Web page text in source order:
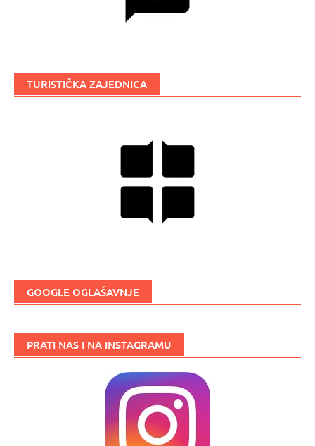
TURISTIČKA ZAJEDNICA
GOOGLE OGLAŠAVNJE
PRATI NAS I NA INSTAGRAMU